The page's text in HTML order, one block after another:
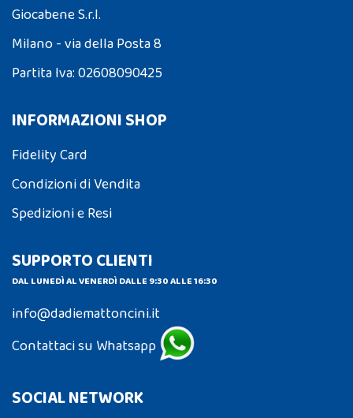
Giocabene S.r.l.
Milano - via della Posta 8
Partita Iva: 02608090425
INFORMAZIONI SHOP
Fidelity Card
Condizioni di Vendita
Spedizioni e Resi
SUPPORTO CLIENTI
DAL LUNEDÌ AL VENERDÌ DALLE 9:30 ALLE 16:30
info@dadiemattoncini.it
Contattaci su Whatsapp
SOCIAL NETWORK